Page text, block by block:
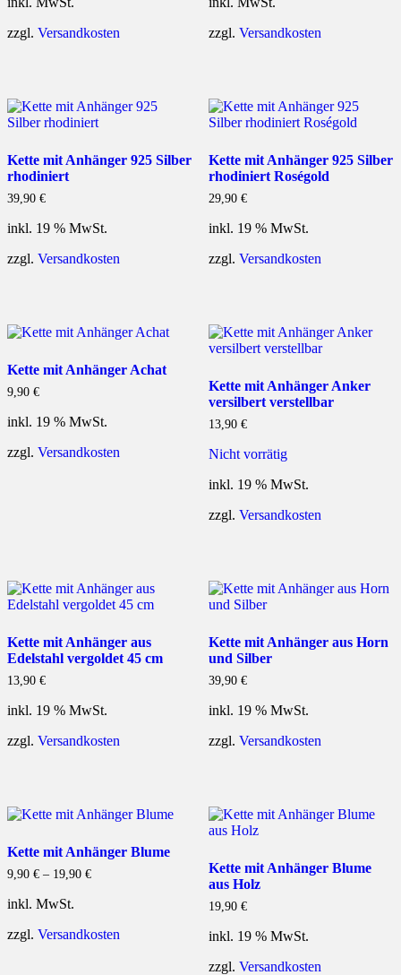
zzgl. Versandkosten
zzgl. Versandkosten
Kette mit Anhänger 925 Silber
rhodiniert
39,90 €
inkl. 19 % MwSt.
zzgl. Versandkosten
Kette mit Anhänger 925 Silber
rhodiniert Roségold
29,90 €
inkl. 19 % MwSt.
zzgl. Versandkosten
Kette mit Anhänger Achat
9,90 €
inkl. 19 % MwSt.
zzgl. Versandkosten
Kette mit Anhänger Anker
versilbert verstellbar
13,90 €
Nicht vorrätig
inkl. 19 % MwSt.
zzgl. Versandkosten
Kette mit Anhänger aus
Edelstahl vergoldet 45 cm
13,90 €
inkl. 19 % MwSt.
zzgl. Versandkosten
Kette mit Anhänger aus Horn
und Silber
39,90 €
inkl. 19 % MwSt.
zzgl. Versandkosten
Kette mit Anhänger Blume
9,90 € – 19,90 €
inkl. MwSt.
zzgl. Versandkosten
Kette mit Anhänger Blume
aus Holz
19,90 €
inkl. 19 % MwSt.
zzgl. Versandkosten